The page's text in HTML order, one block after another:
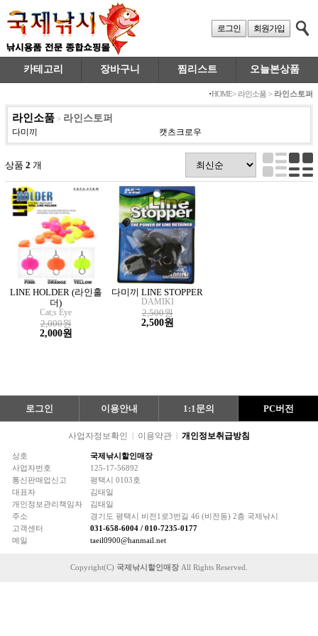
로그인 회원가입
카테고리 장바구니 찜리스트 오늘본상품
·HOME> 라인소품 > 라인스토퍼
라인소품 > 라인스토퍼
다미끼 캣츠크로우
상품 2 개
LINE HOLDER (라인홀
더)
Cat;s Eye
2,000원
2,000원
다미끼 LINE STOPPER
DAMIKI
2,500원
2,500원
로그인 이용안내 1:1문의 PC버전
사업자정보확인 | 이용약관 | 개인정보취급방침
상호
국제낚시할인매장
사업자번호
125-17-56892
통신판매업신고
평택시 0103호
대표자
김태일
개인정보관리책임자
김태일
주소
경기도 평택시 비전1로3번길 46 (비전동) 2층 국제낚시
고객센터
031-658-6004 / 010-7235-0177
메일
taeil0900@hanmail.net
Copyright(C) 국제낚시할인매장 All Rights Reserved.